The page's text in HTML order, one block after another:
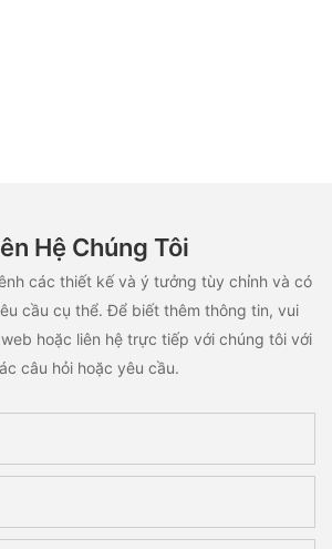
Hệ Chúng Tôi
các thiết kế và ý tưởng tùy chỉnh và có
cầu cụ thể. Để biết thêm thông tin, vui
hoặc liên hệ trực tiếp với chúng tôi với
câu hỏi hoặc yêu cầu.